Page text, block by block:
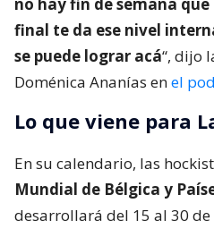
final te da ese nivel
se puede lograr acá“, dijo
Doménica Ananías enel
Lo que viene para
En su calendario, las
Mundial de Bélgica y
desarrollará del 15 al 30 de